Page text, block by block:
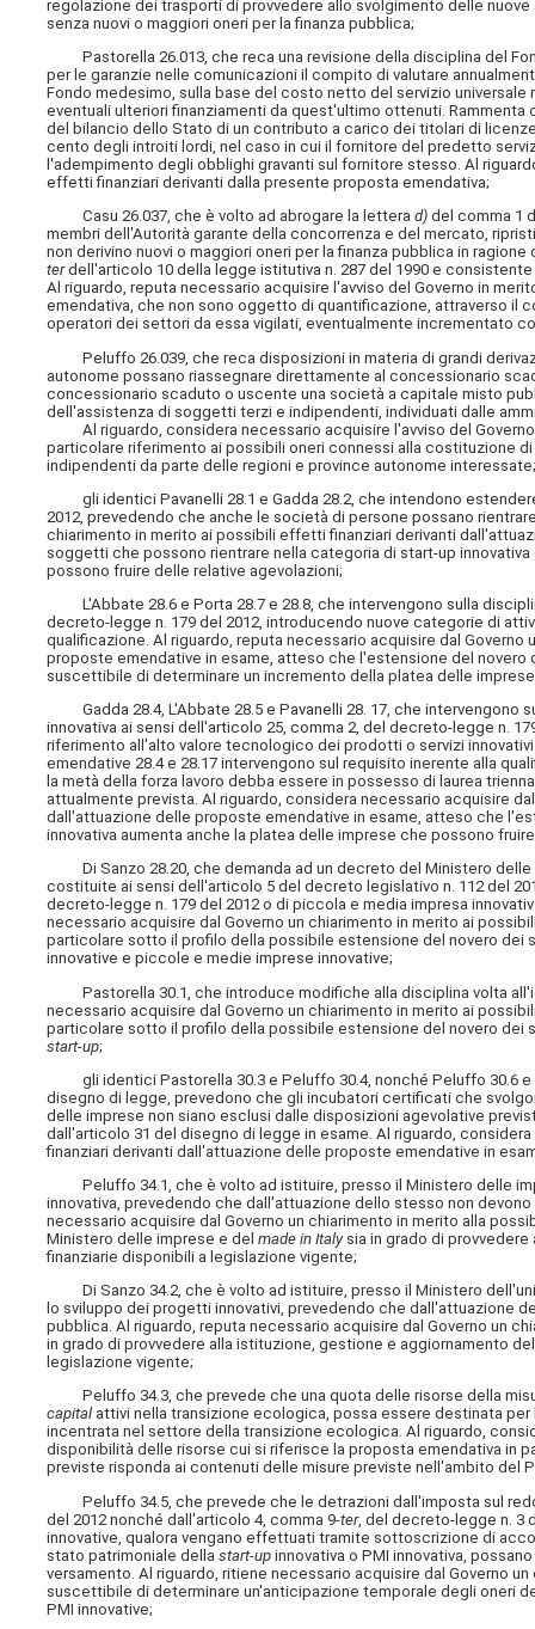
regolazione dei trasporti di provvedere allo svolgimento delle
senza nuovi o maggiori oneri per la finanza pubblica;
Pastorella 26.013, che reca una revisione della disciplina del
per le garanzie nelle comunicazioni il compito di valutare
Fondo medesimo, sulla base del costo netto del servizio
eventuali ulteriori finanziamenti da quest'ultimo ottenuti.
del bilancio dello Stato di un contributo a carico dei titolari di
cento degli introiti lordi, nel caso in cui il fornitore del predetto
l'adempimento degli obblighi gravanti sul fornitore stesso. Al
effetti finanziari derivanti dalla presente proposta emendativa;
Casu 26.037, che è volto ad abrogare la letterad) del comma 1
membri dell'Autorità garante della concorrenza e del mercato,
non derivino nuovi o maggiori oneri per la finanza pubblica in
terdell'articolo 10 della legge istitutiva n. 287 del 1990 e
Al riguardo, reputa necessario acquisire l'avviso del Governo in
emendativa, che non sono oggetto di quantificazione, attraverso il
operatori dei settori da essa vigilati, eventualmente incrementato
Peluffo 26.039, che reca disposizioni in materia di grandi
autonome possano riassegnare direttamente al concessionario
concessionario scaduto o uscente una società a capitale misto
dell'assistenza di soggetti terzi e indipendenti, individuati dalle
Al riguardo, considera necessario acquisire l'avviso del Governo
particolare riferimento ai possibili oneri connessi alla costituzione
indipendenti da parte delle regioni e province autonome
gli identici Pavanelli 28.1 e Gadda 28.2, che intendono
2012, prevedendo che anche le società di persone possano
chiarimento in merito ai possibili effetti finanziari derivanti
soggetti che possono rientrare nella categoria di start-up
possono fruire delle relative agevolazioni;
L'Abbate 28.6 e Porta 28.7 e 28.8, che intervengono sulla
decreto-legge n. 179 del 2012, introducendo nuove categorie di
qualificazione. Al riguardo, reputa necessario acquisire dal
proposte emendative in esame, atteso che l'estensione del
suscettibile di determinare un incremento della platea delle
Gadda 28.4, L'Abbate 28.5 e Pavanelli 28. 17, che intervengono
innovativa ai sensi dell'articolo 25, comma 2, del decreto-legge n.
riferimento all'alto valore tecnologico dei prodotti o servizi
emendative 28.4 e 28.17 intervengono sul requisito inerente alla
la metà della forza lavoro debba essere in possesso di laurea
attualmente prevista. Al riguardo, considera necessario acquisire
dall'attuazione delle proposte emendative in esame, atteso che
innovativa aumenta anche laplatea delle imprese che possono
Di Sanzo 28.20, che demanda ad un decreto del Ministero
costituite ai sensi dell'articolo 5 del decreto legislativo n. 112 del
decreto-legge n. 179 del 2012 o di piccola e media impresa
necessario acquisire dal Governo un chiarimento in merito ai
particolare sotto il profilo della possibile estensione del novero
innovative e piccole e medie imprese innovative;
Pastorella 30.1, che introduce modifiche alla disciplina volta
necessario acquisire dal Governo un chiarimento in merito ai
particolare sotto il profilo della possibile estensione del novero
start-up;
gli identici Pastorella 30.3 e Peluffo 30.4, nonché Peluffo 30.6 e
disegno di legge, prevedono che gli incubatori certificati che
delle imprese non siano esclusi dalle disposizioni agevolative
dall'articolo 31 del disegno di legge in esame. Al riguardo,
finanziari derivanti dall'attuazione delle proposte emendative in
Peluffo 34.1, che è volto ad istituire, presso il Ministero delle
innovativa, prevedendo che dall'attuazione dello stesso non
necessario acquisire dal Governo un chiarimento in merito alla
Ministero delle imprese e delmade in Italysia in grado di
finanziarie disponibili a legislazione vigente;
Di Sanzo 34.2, che è volto ad istituire, presso il Ministero
lo sviluppo dei progetti innovativi, prevedendo che dall'attuazione
pubblica. Al riguardo, reputa necessario acquisire dal Governo un
in grado di provvedere alla istituzione, gestione e aggiornamento
legislazione vigente;
Peluffo 34.3, che prevede che una quota delle risorse della
capital attivi nella transizione ecologica, possa essere destinata
incentrata nel settore della transizione ecologica. Al riguardo,
disponibilità delle risorse cui si riferisce la proposta emendativa in
previste risponda ai contenuti delle misure previste nell'ambito del
Peluffo 34.5, che prevede che le detrazioni dall'imposta sul
del 2012 nonché dall'articolo 4, comma 9-ter, del decreto-legge n. 3
innovative, qualora vengano effettuati tramite sottoscrizione di
stato patrimoniale dellastart-up innovativa o PMI innovativa,
versamento. Al riguardo, ritiene necessario acquisire dal Governo
suscettibile di determinare un'anticipazione temporale degli oneri
PMI innovative;